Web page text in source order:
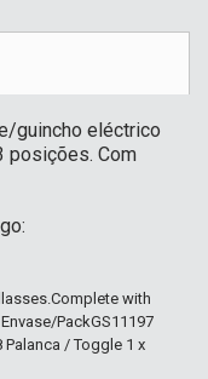
guincho eléctrico
posições. Com
with
PackGS11197
/ Toggle 1 x